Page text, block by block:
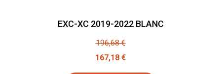
EXC-XC 2019-2022 BLANC
196,68 €
167,18 €